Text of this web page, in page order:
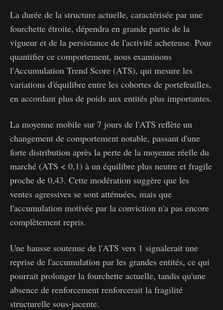
La durée de la structure actuelle, caractérisée par une
fourchette étroite, dépendra en grande partie de la
vigueur et de la persistance de l'activité acheteuse. Pour
quantifier ce comportement, nous examinons
l'Accumulation Trend Score (ATS), qui mesure les
variations d'équilibre entre les cohortes de portefeuilles,
en accordant plus de poids aux entités plus importantes.
La moyenne mobile sur 7 jours de l'ATS reflète un
changement de comportement notable, passant d'une
forte distribution après la perte de la moyenne réelle du
marché (ATS < 0,1) à un équilibre plus neutre et fragile
proche de 0,43. Cette modération suggère que les
ventes agressives se sont atténuées, mais que
l'accumulation motivée par la conviction n'a pas encore
complètement repris.
Une hausse soutenue de l'ATS vers 1 signalerait une
reprise de l'accumulation par les grandes entités, ce qui
pourrait prolonger la fourchette actuelle, tandis qu'une
absence de renforcement renforcerait la fragilité
structurelle sous-jacente.